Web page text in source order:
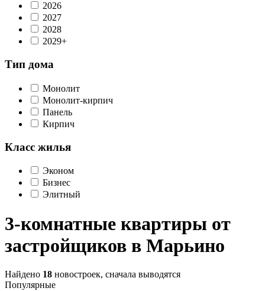
2026
2027
2028
2029+
Тип дома
Монолит
Монолит-кирпич
Панель
Кирпич
Класс жилья
Эконом
Бизнес
Элитный
3-комнатные квартиры от
застройщиков в Марьино
Найдено 18 новостроек, сначала выводятся
Популярные